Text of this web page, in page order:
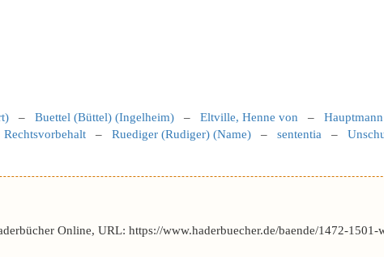
– Buettel (Büttel) (Ingelheim) – Eltville, Henne von – Hauptmann
Rechtsvorbehalt – Ruediger (Rudiger) (Name) – sententia –
Online, URL: https://www.haderbuecher.de/baende/1472-